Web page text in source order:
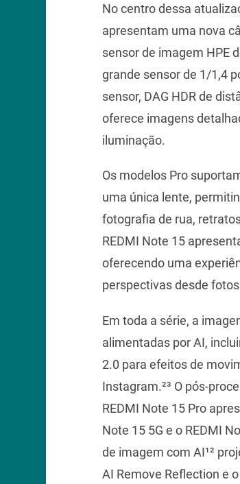
No centro dessa
apresentam uma nova
sensor de imagem HPE
grande sensor de 1/1,4
sensor, DAG HDR de
oferece imagens
iluminação.
Os modelos Pro
uma única lente,
fotografia de rua,
REDMI Note 15
oferecendo uma
perspectivas desde
Em toda a série, a
alimentadas por AI,
2.0 para efeitos de
Instagram.²³ O pós-
REDMI Note 15 Pro
Note 15 5G e o REDMI
de imagem com AI¹²
AI Remove Reflection e